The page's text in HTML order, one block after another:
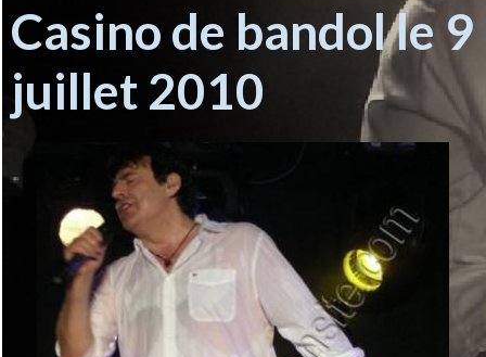
Casino de bandol le 9
juillet 2010